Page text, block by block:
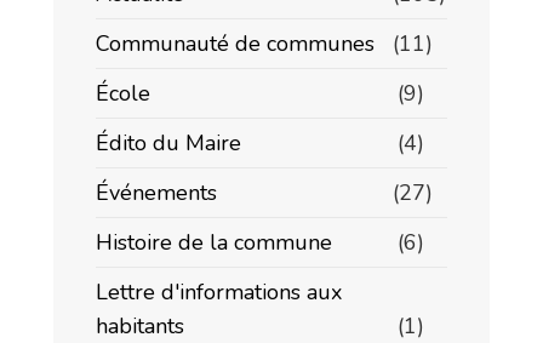
Communauté de communes
(11)
École
(9)
Édito du Maire
(4)
Événements
(27)
Histoire de la commune
(6)
Lettre d'informations aux
habitants
(1)